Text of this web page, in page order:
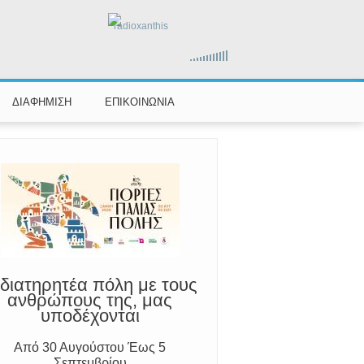
radioxanthis
ΔΙΑΦΗΜΙΣΗ ΕΠΙΚΟΙΝΩΝΙΑ
πόλη με τους
ανθρώπους της, μας
υποδέχονται
Από 30 Αυγούστου Έως 5